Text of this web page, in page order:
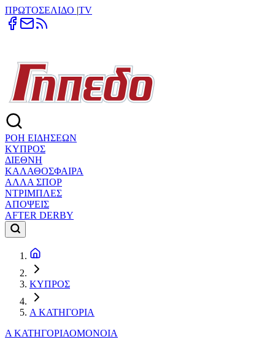
ΠΡΩΤΟΣΕΛΙΔΟ |TV
ΡΟΗ ΕΙΔΗΣΕΩΝ
ΚΥΠΡΟΣ
ΔΙΕΘΝΗ
ΚΑΛΑΘΟΣΦΑΙΡΑ
ΑΛΛΑ ΣΠΟΡ
ΝΤΡΙΜΠΛΕΣ
ΑΠΟΨΕΙΣ
AFTER DERBY
ΚΥΠΡΟΣ
Α ΚΑΤΗΓΟΡΙΑ
Α ΚΑΤΗΓΟΡΙΑΟΜΟΝΟΙΑ